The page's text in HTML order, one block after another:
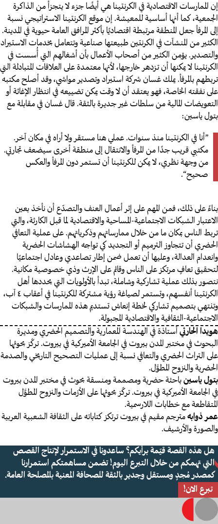
إن الممارسات الاقتصادية في الكرنتينا هي أيضًا جزء لا يتجزأ من الذاكرة
الجمعية، كما أنها أساسية للمعيشة. إن موقع الكرنتينا الاستراتيجي نسبة
إلى المرفأ جعل المنطقة مرتبطة اقتصاديًا بأكثر المرافق العامة حيوية في المدينة.
الكثير من المنشآت في الكرنتين طبيعتها صناعية وتتعامل بخدمات الاستيراد
والتصدير. يؤمن الكثير من أصحاب الأعمال بأن أشغالهم التي أُسست في
الكرنتينا لا يمكنها أن تزدهر خارجها، لأنها معتمدة على العلاقات المتبادلة التي
تربطهم بالمرفأ. يملك غسان شركة استيراد وتصدير مواشي، وقد أصلح مكتبه
على نفقته الخاصة، فهو يعتقد أن لا وقت يمكن تضييعه في انتظار الإغاثة أو
التعويضات المالية من سلطات غير جديرة بالثقة. قال غسان في مقابلة مع
بتول ياسين:
”أنا في الكرنتينا منذ سنوات. عملي هنا مستقر ولا أراه في مكان آخر.
مكتبي قريب جدًا من المرفأ والانتقال إلى منطقة أخرى سيضعف تجارتي.
من وجهة نظري، لا يمكن للكرنتينا أن تستمر دون المرفأ والعكس
صحيح“.
بناءً على ذلك، فمن المهم على إثر أعمال العنف والتصدّع أن نأخذ بعين
الاعتبار الشبكات الاجتماعية-المساحية والاقتصادية لما قبل الكارثة، والتي
تربط الناس بمكان ما من خلال ممارساتهم وذكرياتهم.على عملية التعافي
الحضري أن تتجاوز الترميم أو التجديد كي تواجه الهشاشات الحضرية
وانعدام العدالة، وعليها أن تعمل ضمن إطار تصاعدي وعادل اجتماعيًا
لتحقيق تعافٍ مرتكز على الناس وقائم على الإرث وذي خصوصية مكانية.
نتصور بذلك عملية تشاركية وشاملة، تبدأ بالأولويات التي يحددها أهل
الكرنتينا أنفسهم، وتستمر لصياغة رؤية مشتركة للكرنتينا في أعقاب ٤ آب،
وتنتهي بتصميم تشاركي لخطة إنعاش تستديم هذه الممارسات والشبكات
الاجتماعية-الثقافية والاقتصادية المجبولة.
هويدا الحارثي أستاذة في الهندسة المعمارية والتصميم الحضري ومديرة
البحوث في مختبر المدن بيروت في الجامعة الأميركية في بيروت. تركّز بحوثها
على التراث الحضري والتعافي نسبة إلى عمليات التصحيح التاريخي والصدمة
الحضرية والنزوح المطوَّل.
بتول ياسينباحثة حضرية ومصممة ومنسقة بحوث في مختبر المدن بيروت
في الجامعة الأميركية في بيروت. تركّز بحوثها على الأزمات والنزوح المطوَّل
المتقاطعة مع خطابات اللارسمية.
عمر ذوابهمترجم مقيم في بيروت ترتكز كتاباته على الثقافة الشعبية العربية
والصورة والأرشيف.
هل هذه القصة قيّمة برأيكم؟ ساعدونا في الاستمرار لإنتاج القصص
التي تهمكم من خلال التبرع اليوم! تضمن مساهمتكم استمرارنا
كمصدر مُجدٍ ومستقل وجدير بالثقة للصحافة المعنية بالمصلحة العامة.
تبرع الان!